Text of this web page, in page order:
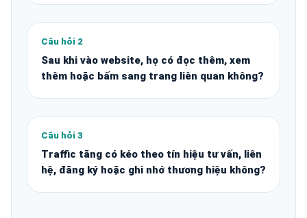
Câu hỏi 2
Sau khi vào website, họ có đọc thêm, xem
thêm hoặc bấm sang trang liên quan không?
Câu hỏi 3
Traffic tăng có kéo theo tín hiệu tư vấn, liên
hệ, đăng ký hoặc ghi nhớ thương hiệu không?